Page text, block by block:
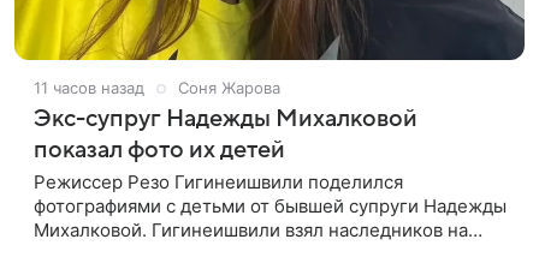
11 часов назад Соня Жарова
Экс-супруг Надежды Михалковой
показал фото их детей
Режиссер Резо Гигинеишвили поделился
фотографиями с детьми от бывшей супруги Надежды
Михалковой. Гигинеишвили взял наследников на